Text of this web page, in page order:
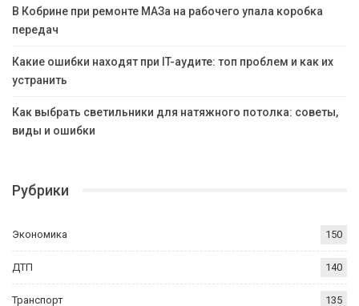
В Кобрине при ремонте МАЗа на рабочего упала коробка
передач
Какие ошибки находят при IT-аудите: топ проблем и как их
устранить
Как выбрать светильники для натяжного потолка: советы,
виды и ошибки
Рубрики
Экономика 150
ДТП 140
Транспорт 135